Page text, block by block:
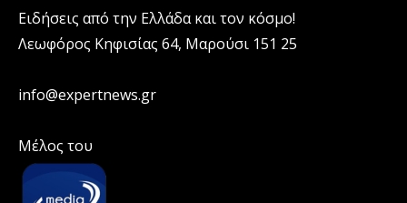
Ειδήσεις από την Ελλάδα και τον κόσμο!
Λεωφόρος Κηφισίας 64, Μαρούσι 151 25
info@expertnews.gr
Μέλος του